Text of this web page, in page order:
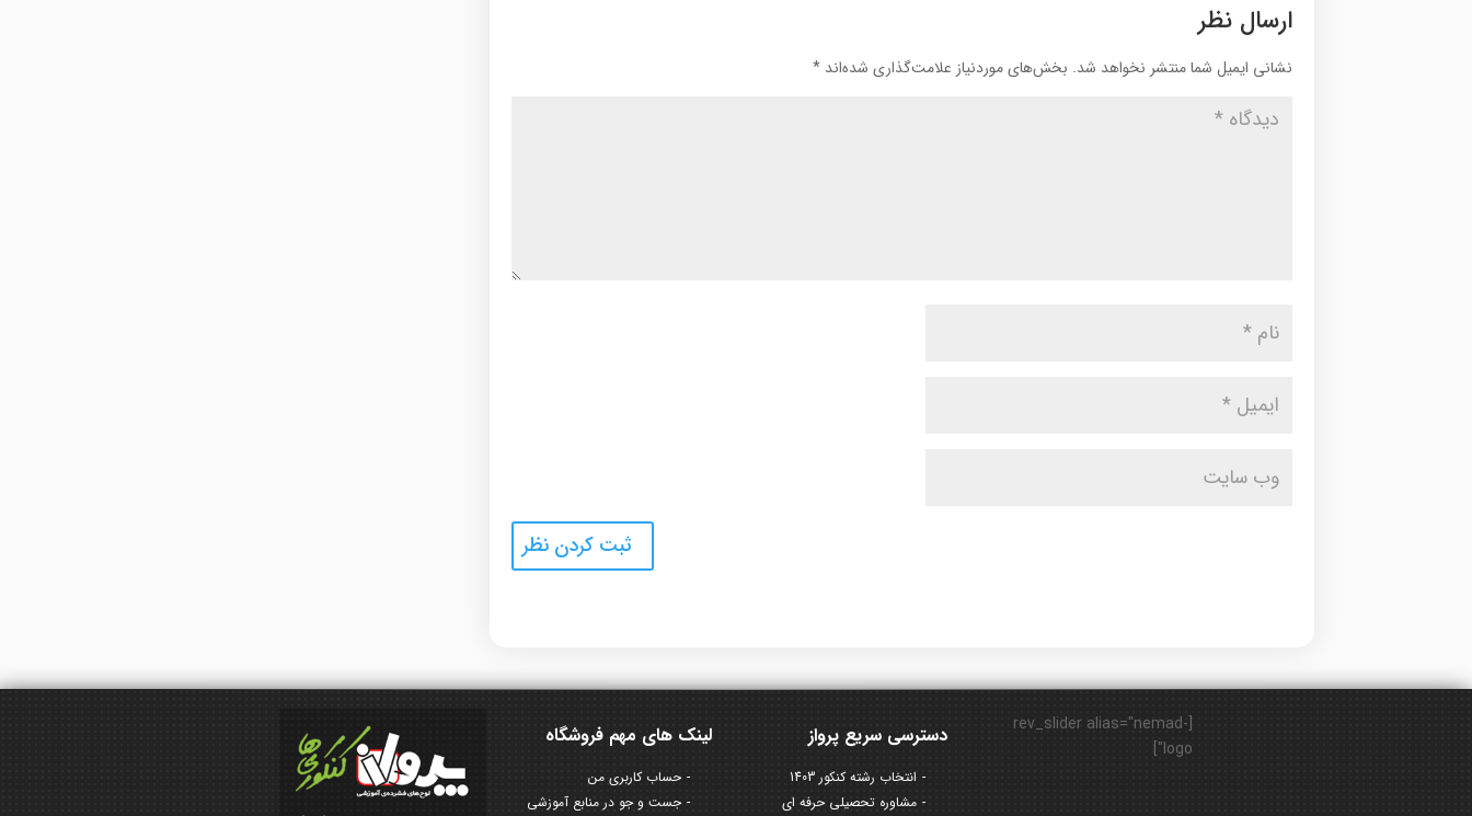
ارسال نظر
نشانی ایمیل شما منتشر نخواهد شد. بخش‌های موردنیاز علامت‌گذاری شده‌اند*
لینک های مهم فروشگاه
حساب کاربری من
جست و جو در منابع آموزشی
دسترسی سریع پرواز
انتخاب رشته کنکور 1403
مشاوره تحصیلی حرفه ای
[rev_slider alias="nemad-
logo"]